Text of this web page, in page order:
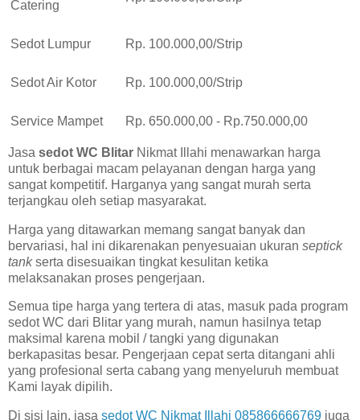
Catering
Sedot Lumpur Rp. 100.000,00/Strip
Sedot Air Kotor Rp. 100.000,00/Strip
Service Mampet Rp. 650.000,00 - Rp.750.000,00
Jasa sedot WC Blitar Nikmat Illahi menawarkan harga
untuk berbagai macam pelayanan dengan harga yang
sangat kompetitif. Harganya yang sangat murah serta
terjangkau oleh setiap masyarakat.
Harga yang ditawarkan memang sangat banyak dan
bervariasi, hal ini dikarenakan penyesuaian ukuran septick
tankserta disesuaikan tingkat kesulitan ketika
melaksanakan proses pengerjaan.
Semua tipe harga yang tertera di atas, masuk pada program
sedot WC dari Blitar yang murah, namun hasilnya tetap
maksimal karena mobil / tangki yang digunakan
berkapasitas besar. Pengerjaan cepat serta ditangani ahli
yang profesional serta cabang yang menyeluruh membuat
Kami layak dipilih.
Di sisi lain, jasa sedot WC Nikmat Illahi 085866666769 juga